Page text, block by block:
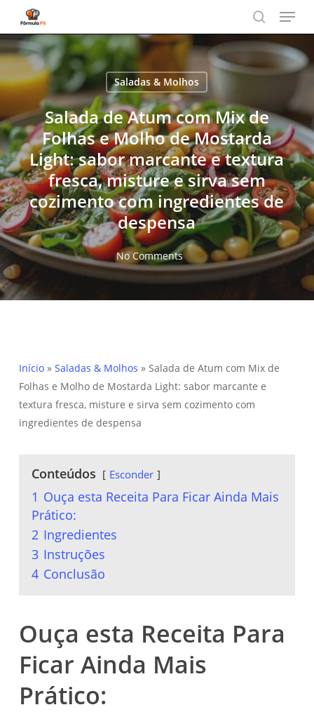
main
content
search
Menu
Saladas & Molhos
Salada de Atum com Mix de
Folhas e Molho de Mostarda
Light: sabor marcante e textura
fresca, misture e sirva sem
cozimento com ingredientes de
despensa
No Comments
Início» Saladas & Molhos » Salada de Atum com Mix de
Folhas e Molho de Mostarda Light: sabor marcante e
textura fresca, misture e sirva sem cozimento com
ingredientes de despensa
Conteúdos Esconder
1 Ouça esta Receita Para Ficar Ainda Mais
Prático:
2 Ingredientes
3 Instruções
4 Conclusão
Ouça esta Receita Para
Ficar Ainda Mais
Prático: